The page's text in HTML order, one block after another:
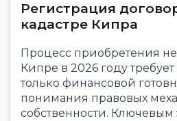
Регистрация
кадастре Кипра
Процесс приобретения
Кипре в 2026 году
только финансовой
понимания правовых
собственности. Ключевым